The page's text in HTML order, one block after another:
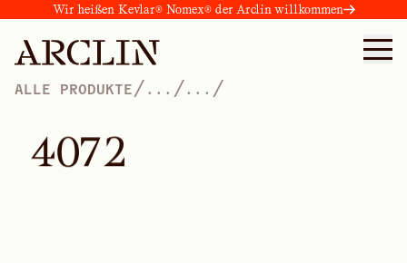
Wir heißen Kevlar® Nomex® der Arclin willkommen
ALLE PRODUKTE / ... /... /
4072